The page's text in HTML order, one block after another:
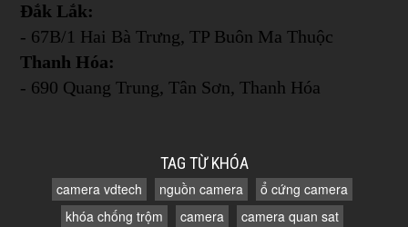
Đắk Lắk:
- 67B/1 Hai Bà Trưng, TP Buôn Ma Thuộc
Thanh Hóa:
- 690 Quang Trung, Tân Sơn, Thanh Hóa
TAG TỪ KHÓA
camera vdtech nguồn camera
ổ cứng camera
khóa chống trộm
camera
camera quan sat